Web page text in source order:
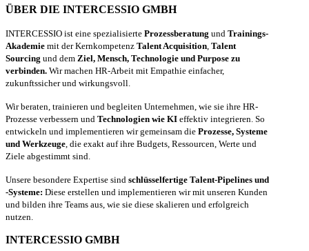
ÜBER DIE INTERCESSIO GMBH
INTERCESSIO ist eine spezialisierte Prozessberatung und Trainings-
Akademie mit der Kernkompetenz Talent Acquisition, Talent
Sourcing und dem Ziel, Mensch, Technologie und Purpose zu
verbinden. Wir machen HR-Arbeit mit Empathie einfacher,
zukunftssicher und wirkungsvoll.
Wir beraten, trainieren und begleiten Unternehmen, wie sie ihre HR-
Prozesse verbessern und Technologien wie KI effektiv integrieren. So
entwickeln und implementieren wir gemeinsam die Prozesse, Systeme
und Werkzeuge, die exakt auf ihre Budgets, Ressourcen, Werte und
Ziele abgestimmt sind.
Unsere besondere Expertise sind schlüsselfertige Talent-Pipelines und
-Systeme: Diese erstellen und implementieren wir mit unseren Kunden
und bilden ihre Teams aus, wie sie diese skalieren und erfolgreich
nutzen.
INTERCESSIO GMBH